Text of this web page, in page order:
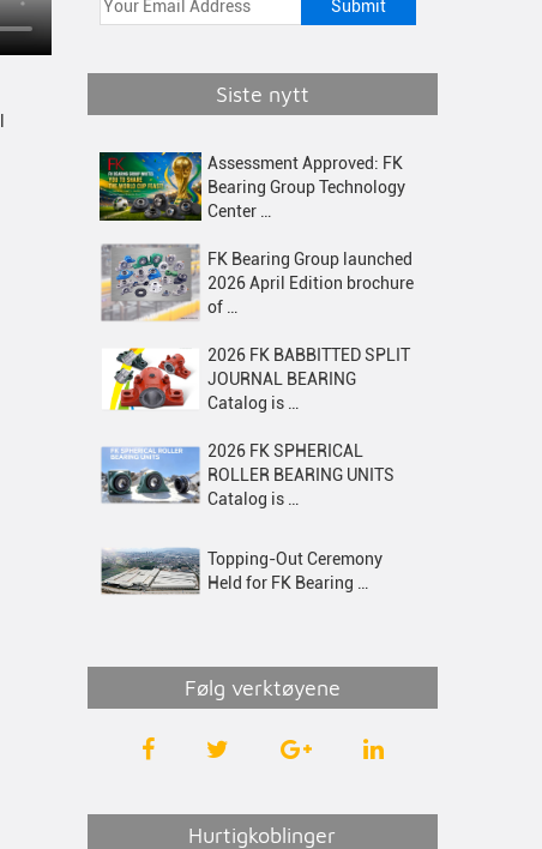
Siste nytt
Assessment Approved: FK
Bearing Group Technology
Center …
FK Bearing Group launched
2026 April Edition brochure
of …
2026 FK BABBITTED SPLIT
JOURNAL BEARING
Catalog is …
2026 FK SPHERICAL
ROLLER BEARING UNITS
Catalog is …
Topping-Out Ceremony
Held for FK Bearing …
Følg verktøyene
Hurtigkoblinger